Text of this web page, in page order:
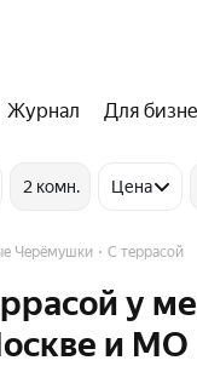
Журнал Для
2 комн. Цена
Черёмушки С террасой
у
и МО